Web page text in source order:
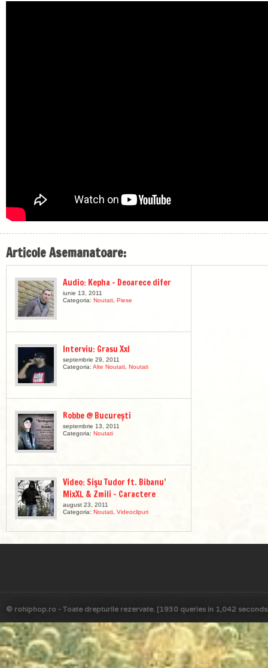
Articole Asemanatoare:
Audio: Kepha – Deoarece difer
iunie 13, 2011
Categoria: Noutati Piese
Interviu: Grasu Xxl
septembrie 29, 2011
Categoria: Alte Noutati Noutati
Robbe @ București
septembrie 13, 2011
Categoria: Noutati
Video: Sişu Tudor ft. Bibanu’
MixXL & Zmili – Caractere
august 23, 2011
Categoria: Noutati Videoclipuri
© rohiphop.ro - Toate drepturile rezervate. [1930 queries in 1,042